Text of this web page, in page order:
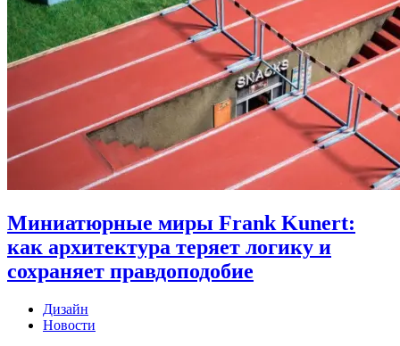
Миниатюрные миры Frank Kunert:
как архитектура теряет логику и
сохраняет правдоподобие
Дизайн
Новости